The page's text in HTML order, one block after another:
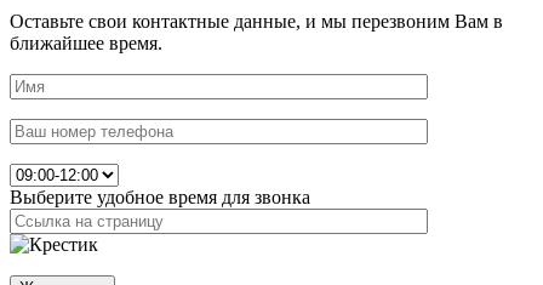
Оставьте свои контактные данные, и мы перезвоним Вам в
ближайшее время.
Выберите удобное время для звонка